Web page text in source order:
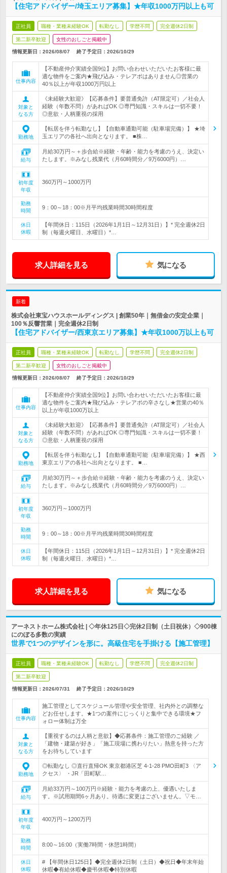
【住宅アドバイザー/埼玉エリア募集】★年収1000万円以上も可
正社員 職種・業種未経験OK 転勤なし 学歴不問 完全週休2日制
第二新卒歓迎 女性のおしごと掲載中
情報更新日：2026/08/07 終了予定日： 2026/10/29
仕事内容
【不動産仲介実績全国9位】お問い合わせいただいたお客様に最
適な物件をご案内★飛び込み・テレアポはありません◎営業の
40％以上が年収1000万円以上
対象と
なる方
《未経験大歓迎》【応募条件】要普通免許（AT限定可）／社会人
経験（年数不問）があればOK ◎専門知識・スキルは一切不要！
◎意欲・人柄重視の採用
勤務地
【転居を伴う転勤なし】【自動車通勤可能（駐車場完備）】 ★埼
玉エリアの各社へ出向となります。 ■株…
給与
月給30万円～＋歩合給※経験・年齢・能力を考慮のうえ、決定い
たします。※みなし残業代（月60時間分／9万6000円）…
初年度
年収
360万円～1000万円
勤務
時間
9：00～18：00※月平均残業時間30時間程度
休日
休暇
【年間休日：115日（2026年1月1日～12月31日）】* 完全週休2日
制（毎週火曜日、水曜日）*…
求人詳細を見る 気になる
新着
株式会社東宝ハウスホールディングス | 創業50年｜無借金の安定企業｜
100％反響営業｜完全週休2日制
【住宅アドバイザー/西東京エリア募集】★年収1000万以上も可
正社員 職種・業種未経験OK 転勤なし 学歴不問 完全週休2日制
第二新卒歓迎 女性のおしごと掲載中
情報更新日：2026/08/07 終了予定日： 2026/10/29
仕事内容
【不動産仲介実績全国9位】お問い合わせいただいたお客様に最
適な物件をご案内★飛び込み・テレアポの辛さなし★営業の40％
以上が年収1000万以上
対象と
なる方
《未経験大歓迎》【応募条件】要普通免許（AT限定可）／社会人
経験（年数不問）があればOK ◎専門知識・スキルは一切不要！
◎意欲・人柄重視の採用
勤務地
【転居を伴う転勤なし】【自動車通勤可能（駐車場完備）】 ★西
東京エリアの各社へ出向となります。 ■…
給与
月給30万円～＋歩合給※経験・年齢・能力を考慮のうえ、決定い
たします。※みなし残業代（月60時間分／9万6000円）…
初年度
年収
360万円～1000万円
勤務
時間
9：00～18：00※月平均残業時間30時間程度
休日
休暇
【年間休日：115日（2026年1月1日～12月31日）】* 完全週休2日
制（毎週火曜日、水曜日）*…
求人詳細を見る 気になる
アーネストホーム株式会社 | ◇年休125日◇完休2日制（土日祝休）◇900棟
にのぼる多数の実績
世界で1つのデザインを形に。高級住宅を手掛ける【施工管理】
正社員 職種・業種未経験OK 転勤なし 学歴不問 完全週休2日制
第二新卒歓迎
情報更新日：2026/07/31 終了予定日： 2026/10/29
仕事内容
施工管理としてスケジュール管理や安全管理、社内外との調整な
どお任せします。★1つの案件にじっくりと集中できる環境★フ
ォロー体制は万全
対象と
なる方
【重視するのは人柄と意欲】◆応募条件：施工管理のご経験 ／
「建物・建築が好き」「施工現場に携わりたい」熱意を持った方
をお待ちしています
勤務地
◎転勤なし ◎直行直帰OK 東京都港区芝 4-1-28 PMO田町3 〈ア
クセス〉 ・JR「田町駅…
給与
月給33万円～100万円※経験・能力を考慮の上、優遇いたしま
す。※試用期間6ヶ月あり。待遇に変更はございません。▽モ…
初年度
年収
400万円～1200万円
勤務
時間
8:00～16:00（実働7時間・休憩1時間）
休日
休暇
# 【年間休日125日】◆完全週休2日制（土日）◆祝日◆年末年始
休暇◆有給休暇◆慶弔休暇◆特別休暇